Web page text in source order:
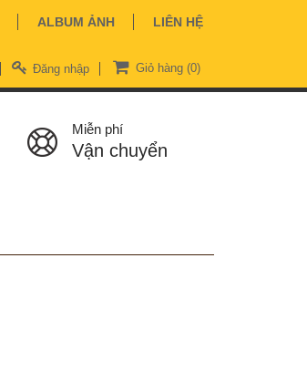
ALBUM ẢNH LIÊN HỆ
Giỏ hàng (0)
Đăng nhập
Miễn phí
Vận chuyển